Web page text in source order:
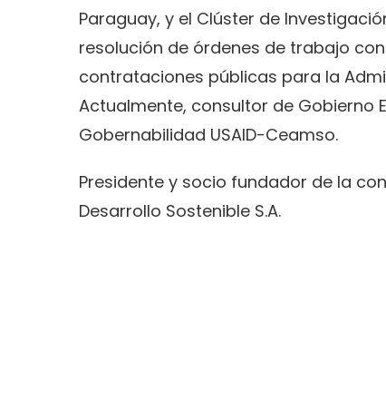
Paraguay, y el Clúster de
resolución de órdenes de trabajo
contrataciones públicas para la
Actualmente, consultor de Gobierno
Gobernabilidad USAID-Ceamso.
Presidente y socio fundador de la
Desarrollo Sostenible S.A.